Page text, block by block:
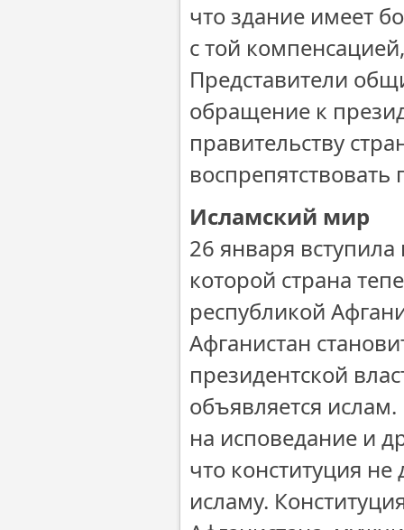
что здание имеет
с той
Представители
обращение к
правительству
воспрепятствовать
Исламский мир
26 января вступила
которой страна
республикой
Афганистан
президентской
объявляется
на исповедание и
что конституция
исламу.